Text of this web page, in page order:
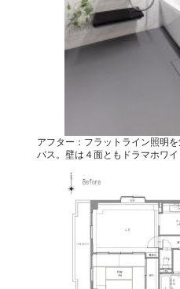
アフター：フラットライン照明
バス。壁は４面ともドラマホワイ